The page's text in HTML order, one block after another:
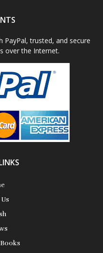
PayPal, trusted, and secure
over the Internet.